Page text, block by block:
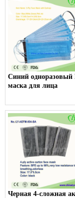
Синий одноразовый
маска для лица
Черная 4-сложная